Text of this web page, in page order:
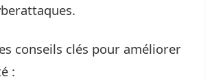
conseils clés pour améliorer
: